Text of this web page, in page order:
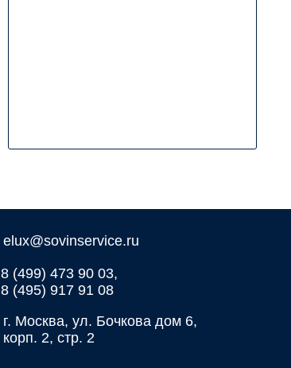
elux@sovinservice.ru
8 (499) 473 90 03,
8 (495) 917 91 08
г. Москва, ул. Бочкова дом 6,
корп. 2, стр. 2